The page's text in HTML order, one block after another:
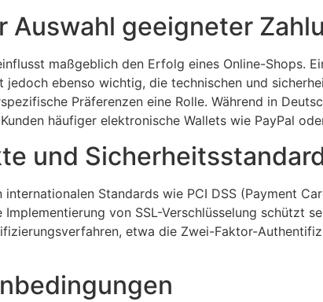
Auswahl geeigneter
maßgeblich den Erfolg eines Online-Shops.
jedoch ebenso wichtig, die technischen und
Präferenzen eine Rolle. Während in
häufiger elektronische Wallets wie PayPal
und
Standards wie PCI DSS (Payment
von SSL-Verschlüsselung schützt
etwa die Zwei-Faktor-